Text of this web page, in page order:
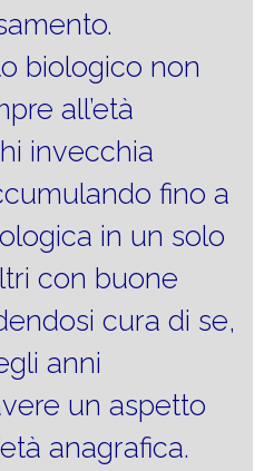
biologico non
all’età
invecchia
fino a
in un solo
con buone
cura di se,
anni
un aspetto
anagrafica.